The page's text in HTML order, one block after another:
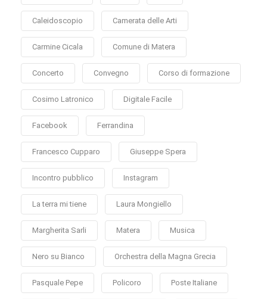
Caleidoscopio Camerata delle Arti
Carmine Cicala Comune di Matera
Concerto Convegno Corso di formazione
Cosimo Latronico Digitale Facile
Facebook Ferrandina
Francesco Cupparo Giuseppe Spera
Incontro pubblico Instagram
La terra mi tiene Laura Mongiello
Margherita Sarli Matera Musica
Nero su Bianco Orchestra della Magna Grecia
Pasquale Pepe Policoro Poste Italiane